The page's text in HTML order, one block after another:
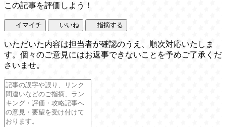
この記事を評価しよう！
イマイチ いいね 指摘する
いただいた内容は担当者が確認のうえ、順次対応いたしま
す。個々のご意見にはお返事できないことを予めご了承くだ
さいませ。